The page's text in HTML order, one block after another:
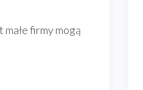
firmy mogą